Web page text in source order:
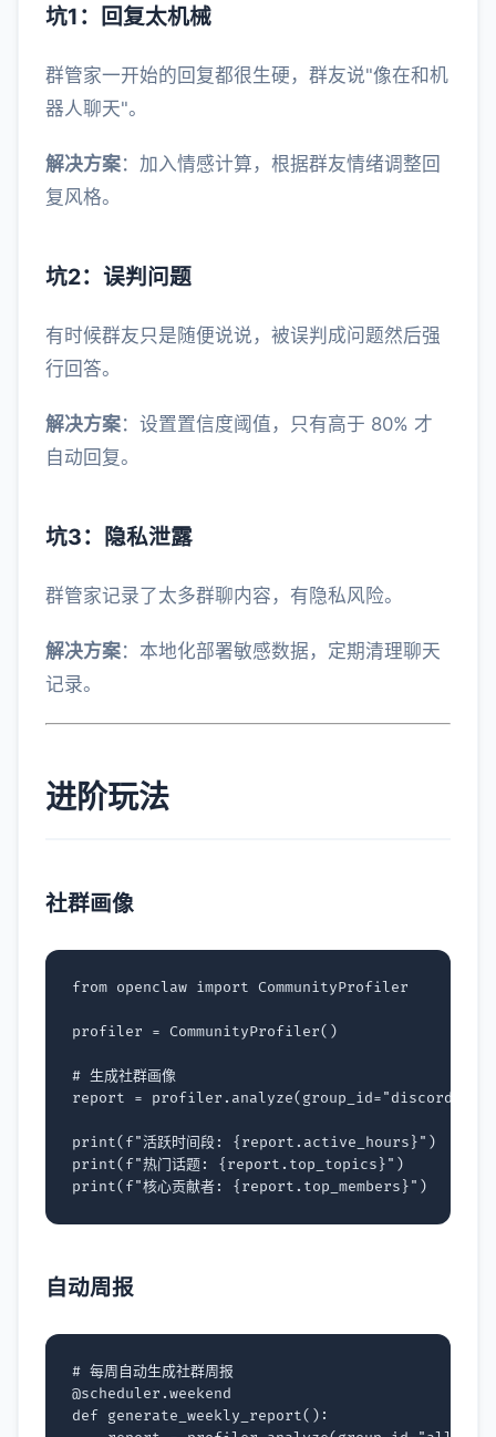
坑1：回复太机械
群管家一开始的回复都很生硬，群友说"像在和机
器人聊天"。
解决方案：加入情感计算，根据群友情绪调整回
复风格。
坑2：误判问题
有时候群友只是随便说说，被误判成问题然后强
行回答。
解决方案：设置置信度阈值，只有高于 80% 才
自动回复。
坑3：隐私泄露
群管家记录了太多群聊内容，有隐私风险。
解决方案：本地化部署敏感数据，定期清理聊天
记录。
进阶玩法
社群画像
from openclaw import CommunityProfiler
profiler = CommunityProfiler()
# 生成社群画像
report
= profiler . analyze( group_id="discord-
print( f"活跃时间段: { report . active_hours }" )
print( f"热门话题: { report . top_topics }" )
print( f"核心贡献者: { report . top_members }" )
自动周报
# 每周自动生成社群周报
@scheduler .weekend
def generate_weekly_report():